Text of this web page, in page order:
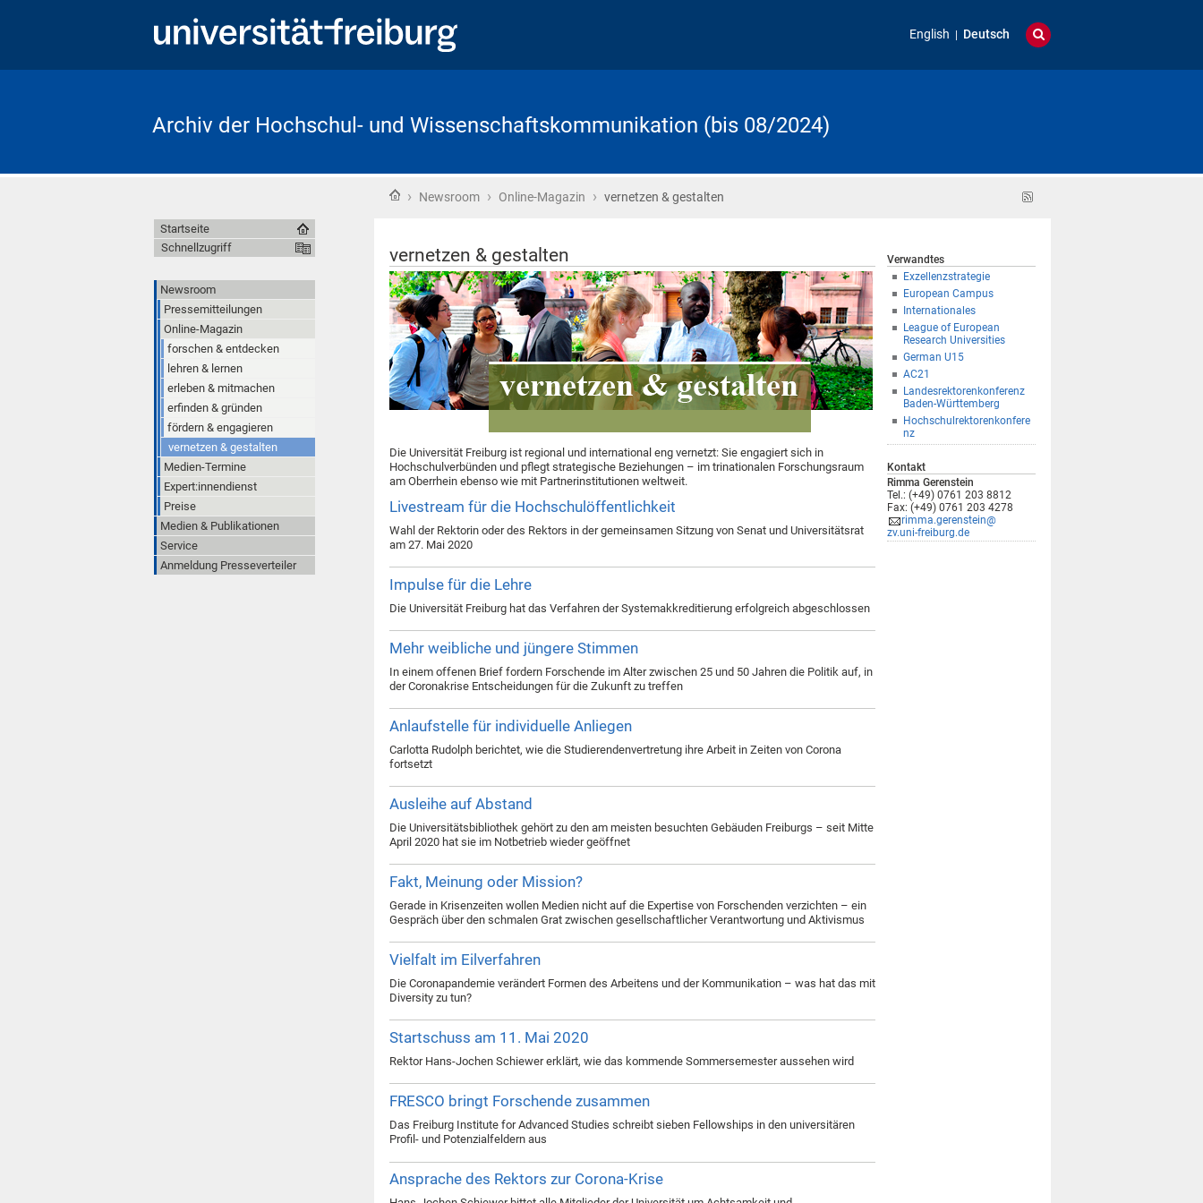
English Deutsch
Archiv der Hochschul- und Wissenschaftskommunikation (bis 08/2024)
Startseite
› Newsroom › Online-Magazin › vernetzen & gestalten
vernetzen & gestalten
Die Universität Freiburg ist regional und international eng vernetzt: Sie engagiert sich in
Hochschulverbünden und pflegt strategische Beziehungen – im trinationalen Forschungsraum
am Oberrhein ebenso wie mit Partnerinstitutionen weltweit.
Livestream für die Hochschulöffentlichkeit
Wahl der Rektorin oder des Rektors in der gemeinsamen Sitzung von Senat und Universitätsrat
am 27. Mai 2020
Impulse für die Lehre
Die Universität Freiburg hat das Verfahren der Systemakkreditierung erfolgreich abgeschlossen
Mehr weibliche und jüngere Stimmen
In einem offenen Brief fordern Forschende im Alter zwischen 25 und 50 Jahren die Politik auf, in
der Coronakrise Entscheidungen für die Zukunft zu treffen
Anlaufstelle für individuelle Anliegen
Carlotta Rudolph berichtet, wie die Studierendenvertretung ihre Arbeit in Zeiten von Corona
fortsetzt
Ausleihe auf Abstand
Die Universitätsbibliothek gehört zu den am meisten besuchten Gebäuden Freiburgs – seit Mitte
April 2020 hat sie im Notbetrieb wieder geöffnet
Fakt, Meinung oder Mission?
Gerade in Krisenzeiten wollen Medien nicht auf die Expertise von Forschenden verzichten – ein
Gespräch über den schmalen Grat zwischen gesellschaftlicher Verantwortung und Aktivismus
Vielfalt im Eilverfahren
Die Coronapandemie verändert Formen des Arbeitens und der Kommunikation – was hat das mit
Diversity zu tun?
Startschuss am 11. Mai 2020
Rektor Hans-Jochen Schiewer erklärt, wie das kommende Sommersemester aussehen wird
FRESCO bringt Forschende zusammen
Das Freiburg Institute for Advanced Studies schreibt sieben Fellowships in den universitären
Profil- und Potenzialfeldern aus
Ansprache des Rektors zur Corona-Krise
Verwandtes
Exzellenzstrategie
European Campus
Internationales
League of European
Research Universities
German U15
AC21
Landesrektorenkonferenz
Baden-Württemberg
Hochschulrektorenkonfere
nz
Kontakt
Rimma Gerenstein
Tel.: (+49) 0761 203 8812
Fax: (+49) 0761 203 4278
rimma.gerenstein@
zv.uni-freiburg.de
Startseite
Schnellzugriff
Newsroom
Pressemitteilungen
Online-Magazin
forschen & entdecken
lehren & lernen
erleben & mitmachen
erfinden & gründen
fördern & engagieren
vernetzen & gestalten
Medien-Termine
Expert:innendienst
Preise
Medien & Publikationen
Service
Anmeldung Presseverteiler